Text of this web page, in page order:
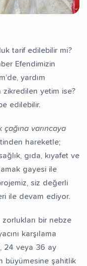
tarif edilebilir mi?
Efendimizin
yardım
yetim ise?
edilebilir.
varıncaya
hareketle;
gıda, kıyafet ve
gayesi ile
siz değerli
ile devam ediyor.
bir nebze
karşılama
24 veya 36 ay
büyümesine şahitlik